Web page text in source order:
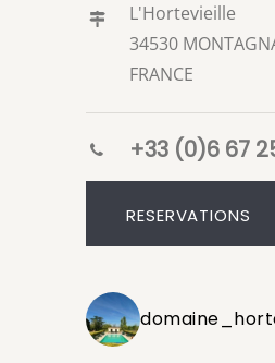
L'Hortevieille
34530
FRANCE
+33 (0)6 67
RESERVATIONS